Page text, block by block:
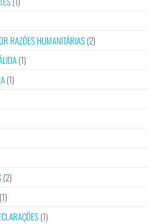
RAZÕES HUMANITÁRIAS(2)
(1)
(1)
(2)
(1)
(1)